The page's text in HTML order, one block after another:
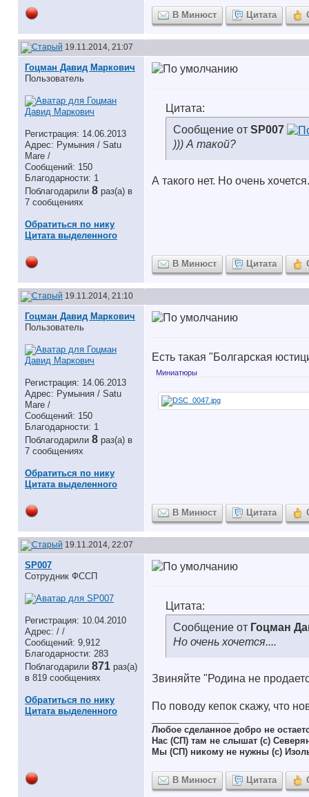
В Минюст Цитата
19.11.2014, 21:07
Гоцман Давид Маркович
Пользователь
Регистрация: 14.06.2013
Адрес: Румыния / Satu
Mare /
Сообщений: 150
Благодарности: 1
Поблагодарили 8 раз(а) в
7 сообщениях
Обратиться по нику
Цитата выделенного
Цитата:
Сообщение от SP007
))) А такой?
А такого нет. Но очень
В Минюст Цитата
19.11.2014, 21:10
Гоцман Давид Маркович
Пользователь
Регистрация: 14.06.2013
Адрес: Румыния / Satu
Mare /
Сообщений: 150
Благодарности: 1
Поблагодарили 8 раз(а) в
7 сообщениях
Обратиться по нику
Цитата выделенного
Есть такая "Болгарская
Миниатюры
В Минюст Цитата
19.11.2014, 22:07
SP007
Сотрудник ФССП
Регистрация: 10.04.2010
Адрес: / /
Сообщений: 9,912
Благодарности: 283
Поблагодарили 871 раз(а)
в 819 сообщениях
Обратиться по нику
Цитата выделенного
Цитата:
Сообщение от Гоцман
Но очень хочется....
Звиняйте "Родина не
По поводу кепок скажу, что
Любое сделанное добро не
Нас (СП) там не слышат (с)
Мы (СП) никому не нужны (с)
В Минюст Цитата